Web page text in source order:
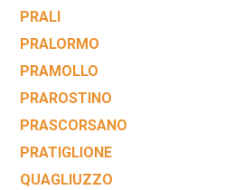
PRALI
PRALORMO
PRAMOLLO
PRAROSTINO
PRASCORSANO
PRATIGLIONE
QUAGLIUZZO